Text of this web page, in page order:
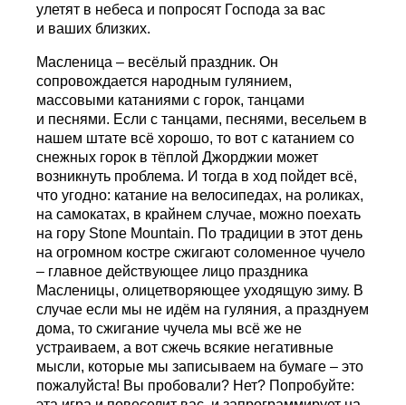
улетят в небеса и попросят Господа за вас
и ваших близких.
Масленица – весёлый праздник. Он
сопровождается народным гулянием,
массовыми катаниями с горок, танцами
и песнями. Если с танцами, песнями, весельем в
нашем штате всё хорошо, то вот с катанием со
снежных горок в тёплой Джорджии может
возникнуть проблема. И тогда в ход пойдет всё,
что угодно: катание на велосипедах, на роликах,
на самокатах, в крайнем случае, можно поехать
на гору Stone Mountain. По традиции в этот день
на огромном костре сжигают соломенное чучело
– главное действующее лицо праздника
Масленицы, олицетворяющее уходящую зиму. В
случае если мы не идём на гуляния, а празднуем
дома, то сжигание чучела мы всё же не
устраиваем, а вот сжечь всякие негативные
мысли, которые мы записываем на бумаге – это
пожалуйста! Вы пробовали? Нет? Попробуйте: